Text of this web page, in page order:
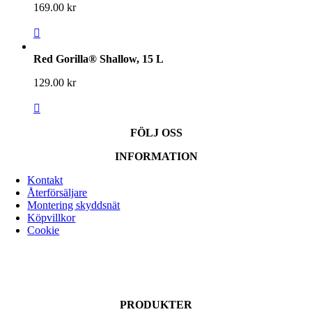
169.00 kr
Red Gorilla® Shallow, 15 L
129.00 kr
FÖLJ OSS
INFORMATION
Kontakt
Återförsäljare
Montering skyddsnät
Köpvillkor
Cookie
PRODUKTER